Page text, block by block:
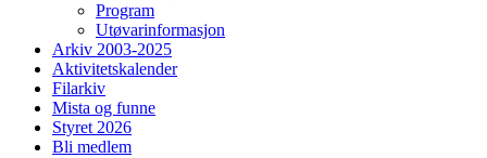
Program
Utøvarinformasjon
Arkiv 2003-2025
Aktivitetskalender
Filarkiv
Mista og funne
Styret 2026
Bli medlem